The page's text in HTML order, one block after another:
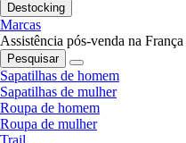
Destocking
Marcas
Assistência pós-venda na França
Pesquisar
Sapatilhas de homem
Sapatilhas de mulher
Roupa de homem
Roupa de mulher
Trail